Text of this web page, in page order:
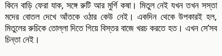
কিনে বাড়ি ফেরা যাক, সঙ্গে রুটি আর মুর্গি কষা। মিতুল নেই যখন তখন সস্তা
মদের বোতল দেখে আঁতকে ওঠার কেউ নেই। একদিন থেকে উপকারই হল,
মিতুলের রুচিকে তোল্লা দিতে গিয়ে বিস্তর বাজে খরচ করতে হত। এখন সে’সব
চিন্তা নেই।